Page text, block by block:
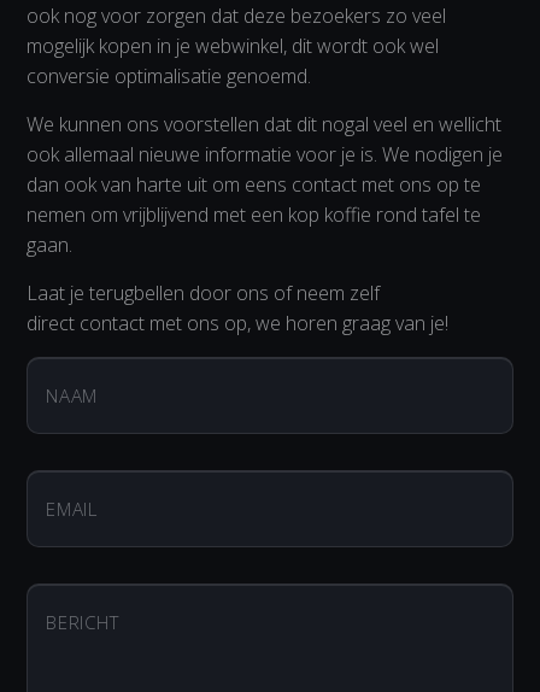
ook nog voor zorgen dat deze bezoekers zo veel
mogelijk kopen in je webwinkel, dit wordt ook wel
conversie optimalisatie genoemd.
We kunnen ons voorstellen dat dit nogal veel en wellicht
ook allemaal nieuwe informatie voor je is. We nodigen je
dan ook van harte uit om eens contact met ons op te
nemen om vrijblijvend met een kop koffie rond tafel te
gaan.
Laat je terugbellen door ons of neem zelf
direct contact met ons op, we horen graag van je!